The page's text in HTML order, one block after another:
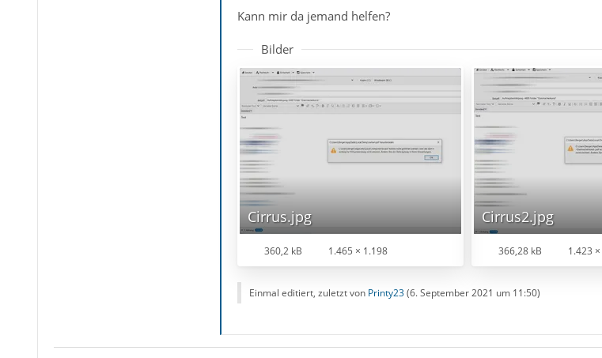
Kann mir da jemand helfen?
Bilder
Cirrus.jpg
360,2 kB 1.465 × 1.198
Cirrus2.jpg
366,28 kB 1.423
Einmal editiert, zuletzt von Printy23(6. September 2021 um 11:50)